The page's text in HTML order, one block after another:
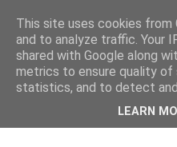
This site uses cookies
and to analyze traffic. Your
shared with Google along
metrics to ensure quality of
statistics, and to detect
LEARN